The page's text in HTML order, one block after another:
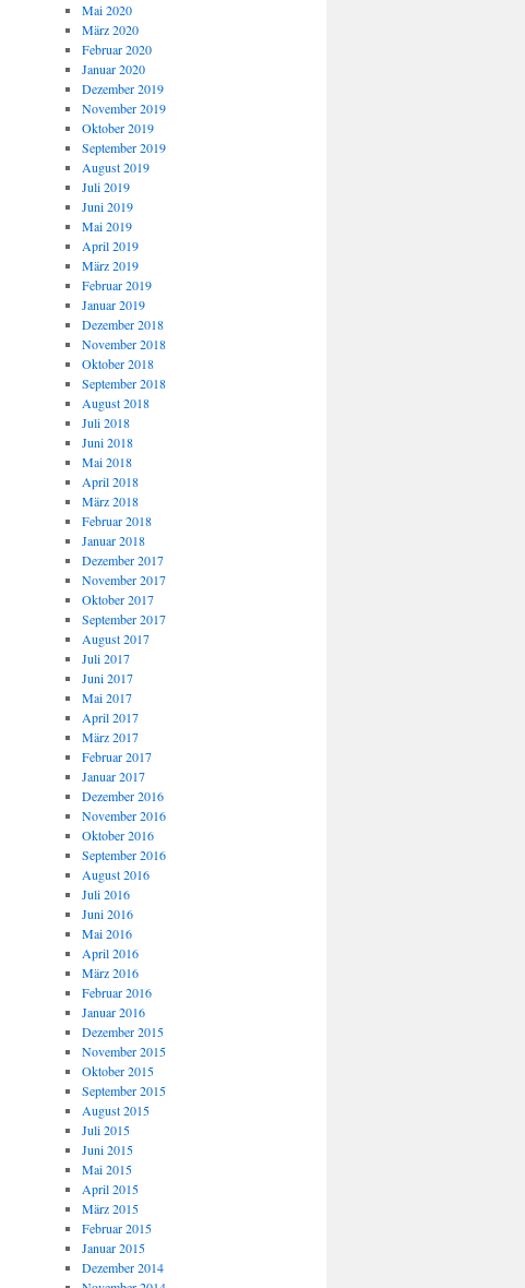
Mai 2020
März 2020
Februar 2020
Januar 2020
Dezember 2019
November 2019
Oktober 2019
September 2019
August 2019
Juli 2019
Juni 2019
Mai 2019
April 2019
März 2019
Februar 2019
Januar 2019
Dezember 2018
November 2018
Oktober 2018
September 2018
August 2018
Juli 2018
Juni 2018
Mai 2018
April 2018
März 2018
Februar 2018
Januar 2018
Dezember 2017
November 2017
Oktober 2017
September 2017
August 2017
Juli 2017
Juni 2017
Mai 2017
April 2017
März 2017
Februar 2017
Januar 2017
Dezember 2016
November 2016
Oktober 2016
September 2016
August 2016
Juli 2016
Juni 2016
Mai 2016
April 2016
März 2016
Februar 2016
Januar 2016
Dezember 2015
November 2015
Oktober 2015
September 2015
August 2015
Juli 2015
Juni 2015
Mai 2015
April 2015
März 2015
Februar 2015
Januar 2015
Dezember 2014